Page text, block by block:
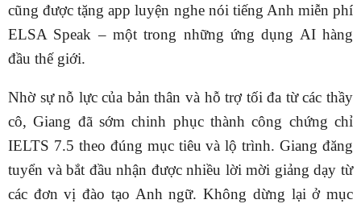
cũng được tặng app luyện nghe nói tiếng Anh miễn phí
ELSA Speak – một trong những ứng dụng AI hàng
đầu thế giới.
Nhờ sự nỗ lực của bản thân và hỗ trợ tối đa từ các thầy
cô, Giang đã sớm chinh phục thành công chứng chỉ
IELTS 7.5 theo đúng mục tiêu và lộ trình. Giang đăng
tuyển và bắt đầu nhận được nhiều lời mời giảng dạy từ
các đơn vị đào tạo Anh ngữ. Không dừng lại ở mục